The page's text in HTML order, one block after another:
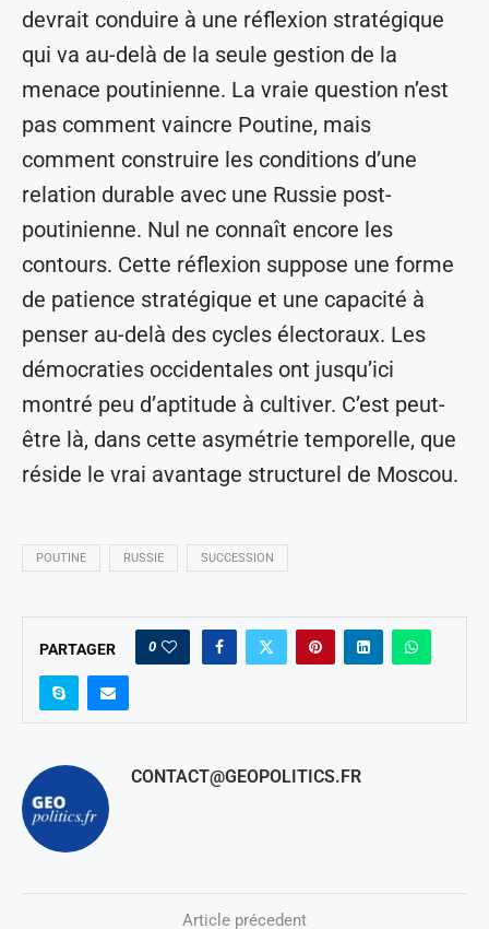
devrait conduire à une réflexion stratégique
qui va au-delà de la seule gestion de la
menace poutinienne. La vraie question n’est
pas comment vaincre Poutine, mais
comment construire les conditions d’une
relation durable avec une Russie post-
poutinienne. Nul ne connaît encore les
contours. Cette réflexion suppose une forme
de patience stratégique et une capacité à
penser au-delà des cycles électoraux. Les
démocraties occidentales ont jusqu’ici
montré peu d’aptitude à cultiver. C’est peut-
être là, dans cette asymétrie temporelle, que
réside le vrai avantage structurel de Moscou.
POUTINE RUSSIE SUCCESSION
PARTAGER 0
CONTACT@GEOPOLITICS.FR
Article précedent